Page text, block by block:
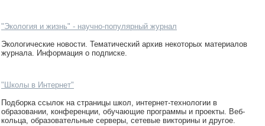
"Экология и жизнь" - научно-популярный журнал
Экологические новости. Тематический архив некоторых материалов
журнала. Информация о подписке.
"Школы в Интернет"
Подборка ссылок на страницы школ, интернет-технологии в
образовании, конференции, обучающие программы и проекты. Веб-
кольца, образовательные серверы, сетевые викторины и другое.